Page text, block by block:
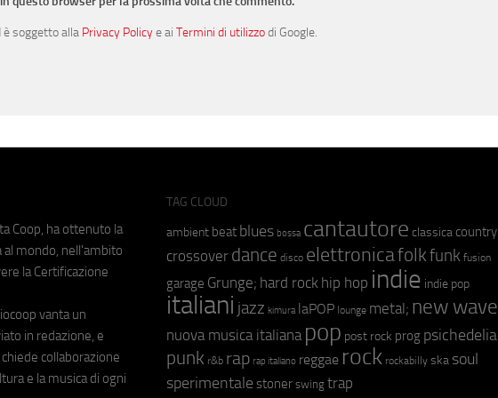
è soggetto alla Privacy Policye ai Termini di utilizzodi Google.
Coop, ha ottenuto la
al mondo, nell'ambito
la Certificazione
vanta un
in redazione, e
collaborazione
e la musica di ogni
TAG CLOUD
ambient beat blues bossa cantautore classica country
crossover dance disco elettronicafolkfunk fusion
garage Grunge; hard rock hip hop indie indie pop
italiani jazz kimura laPOP lounge metal; new wave
nuova musica italiana pop post rock prog psichedelia
punk r&b rap rap italiano reggae rock rockabilly ska soul
sperimentale stoner swing trap